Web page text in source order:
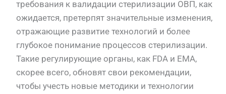
требования к валидации стерилизации ОВП, как
ожидается, претерпят значительные изменения,
отражающие развитие технологий и более
глубокое понимание процессов стерилизации.
Такие регулирующие органы, как FDA и EMA,
скорее всего, обновят свои рекомендации,
чтобы учесть новые методики и технологии